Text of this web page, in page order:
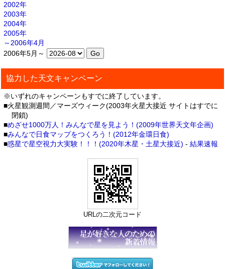
2002年
2003年
2004年
2005年
～2006年4月
2006年5月～
協力した天文キャンペーン
※いずれのキャンペーンもすでに終了しています。
■火星観測週間／マーズウィーク(2003年火星大接近 サイトはすでに
閉鎖)
■めざせ1000万人！みんなで星を見よう！(2009年世界天文年企画)
■みんなで日食マップをつくろう！(2012年金環日食)
■惑星で星空視力大実験！！！(2020年木星・土星大接近) - 結果速報
URLの二次元コード